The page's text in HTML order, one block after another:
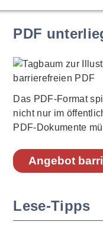
PDF
Das PDF-Format
nicht nur im
PDF-Dokumente
Angebot
Lese-Tipps